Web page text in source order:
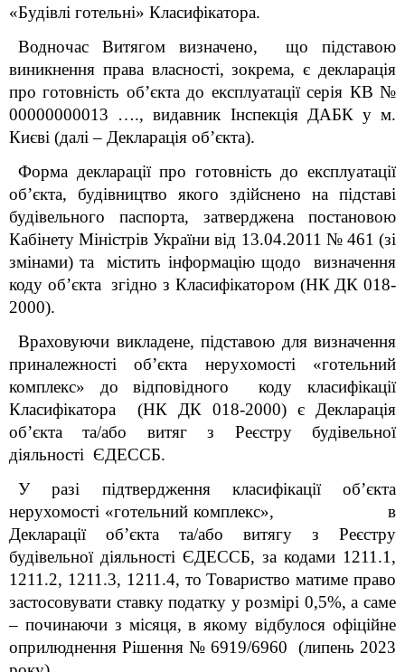
«Будівлі готельні» Класифікатора.
Водночас Витягом визначено, що підставою
виникнення права власності, зокрема, є декларація
про готовність об’єкта до експлуатації серія КВ №
00000000013 …., видавник Інспекція ДАБК у м.
Києві (далі – Декларація об’єкта).
Форма декларації про готовність до експлуатації
об’єкта, будівництво якого здійснено на підставі
будівельного паспорта, затверджена постановою
Кабінету Міністрів України від 13.04.2011 № 461 (зі
змінами) та містить інформацію щодо визначення
коду об’єкта згідно з Класифікатором (НК ДК 018-
2000).
Враховуючи викладене, підставою для визначення
приналежності об’єкта нерухомості «готельний
комплекс» до відповідного коду класифікації
Класифікатора (НК ДК 018-2000) є Декларація
об’єкта та/або витяг з Реєстру будівельної
діяльності ЄДЕССБ.
У разі підтвердження класифікації об’єкта
нерухомості «готельний комплекс», в
Декларації об’єкта та/або витягу з Реєстру
будівельної діяльності ЄДЕССБ, за кодами 1211.1,
1211.2, 1211.3, 1211.4, то Товариство матиме право
застосовувати ставку податку у розмірі 0,5%,а саме
– починаючи з місяця, в якому відбулося офіційне
оприлюднення Рішення №6919/6960(липень 2023